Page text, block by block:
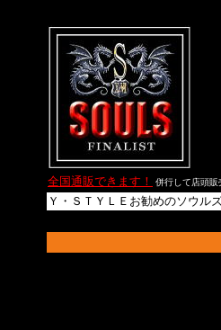
全国通販できます！ 併行して店頭販
Ｙ・ＳＴＹＬＥお勧めのソウル